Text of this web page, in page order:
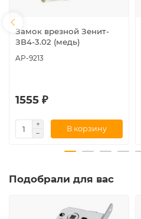
Замок врезной Зенит-
ЗВ4-3.02 (медь)
AP-9213
1555 ₽
В корзину
Подобрали для вас